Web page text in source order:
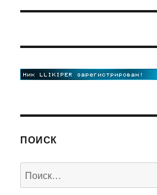
ПОИСК
Искать: